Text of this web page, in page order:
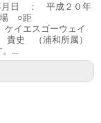
日 ： 平成２０年
場 ○距
スゴーウェイ
（浦和所属）
...